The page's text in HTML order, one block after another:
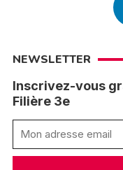
NEWSLETTER
Inscrivez-vous
Filière 3e